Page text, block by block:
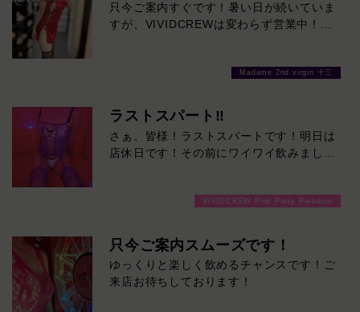
只今ご案内すぐです！暑い日が続いていま
すが、VIVIDCREWは変わらず営業中！お
Madame 2nd virgin 十三
ラストスパート‼
さぁ、皆様！ラストスパートです！明日は
店休日です！その前にワイワイ飲みましょ
VIVIDCREW Pink Party Paradise
只今ご案内スムーズです！
ゆっくりと楽しく飲めるチャンスです！ご
来店お待ちしております！